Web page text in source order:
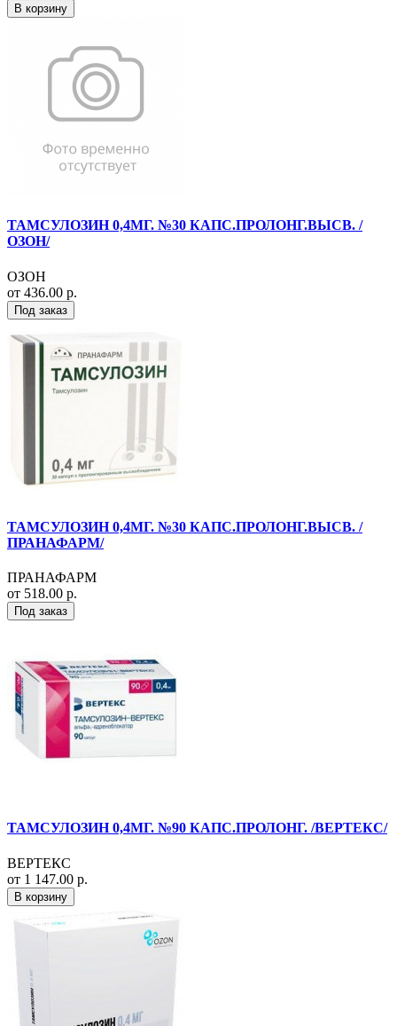
В корзину
ТАМСУЛОЗИН 0,4МГ. №30 КАПС.ПРОЛОНГ.ВЫСВ. /
ОЗОН/
ОЗОН
от 436.00 р.
Под заказ
ТАМСУЛОЗИН 0,4МГ. №30 КАПС.ПРОЛОНГ.ВЫСВ. /
ПРАНАФАРМ/
ПРАНАФАРМ
от 518.00 р.
Под заказ
ТАМСУЛОЗИН 0,4МГ. №90 КАПС.ПРОЛОНГ. /ВЕРТЕКС/
ВЕРТЕКС
от 1 147.00 р.
В корзину